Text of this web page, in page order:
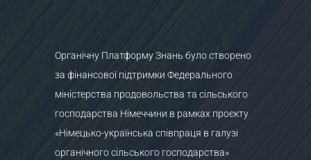
Органічну Платформу Знань було створено
за фінансової підтримки Федерального
міністерства продовольства та сільського
господарства Німеччини в рамках проєкту
«Німецько-українська співпраця в галузі
органічного сільського господарства»